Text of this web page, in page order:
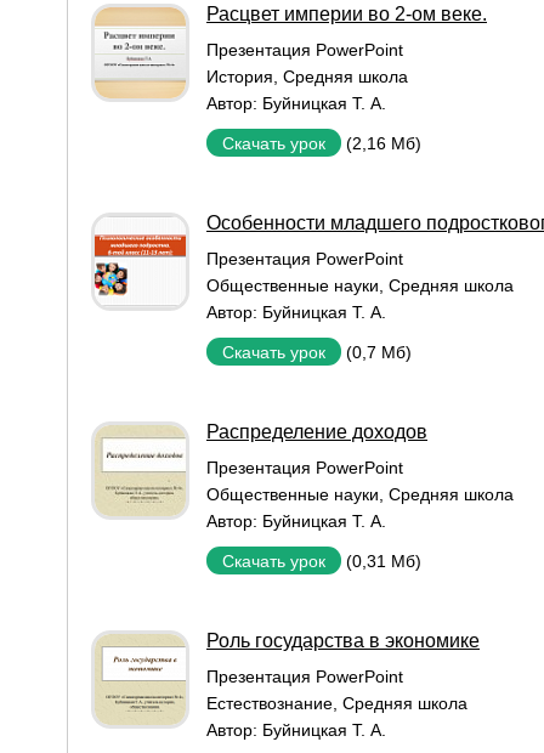
Расцвет империи во 2-ом веке.
Презентация PowerPoint
История Средняя школа
Автор: Буйницкая Т. А.
Скачать урок (2,16 Мб)
Особенности младшего
Презентация PowerPoint
Общественные науки Средняя школа
Автор: Буйницкая Т. А.
Скачать урок (0,7 Мб)
Распределение доходов
Презентация PowerPoint
Общественные науки Средняя школа
Автор: Буйницкая Т. А.
Скачать урок (0,31 Мб)
Роль государства в экономике
Презентация PowerPoint
Естествознание Средняя школа
Автор: Буйницкая Т. А.